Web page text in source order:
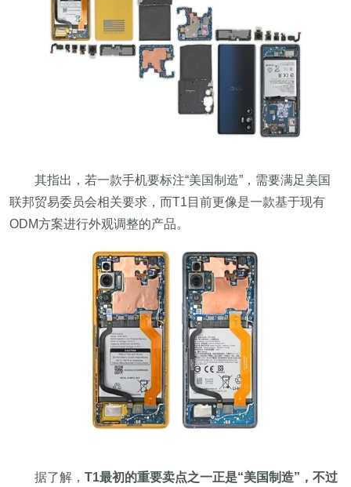
其指出，若一款手机要标注“美国制造”，需要满足美国
联邦贸易委员会相关要求，而T1目前更像是一款基于现有
ODM方案进行外观调整的产品。
据了解， T1最初的重要卖点之一正是“美国制造”，不过